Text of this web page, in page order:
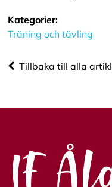
Kategorier:
Träning och tävling
Tillbaka till alla